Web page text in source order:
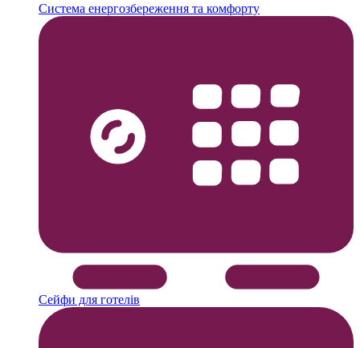
Система енергозбереження та комфорту
Сейфи для готелів